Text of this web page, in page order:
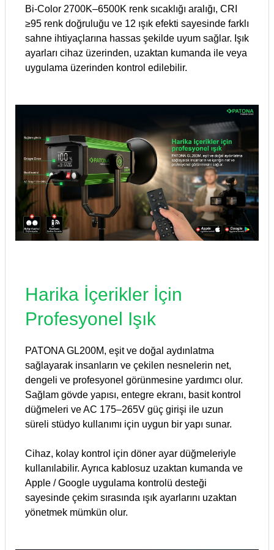
Bi-Color 2700K–6500K renk sıcaklığı aralığı, CRI
≥95 renk doğruluğu ve 12 ışık efekti sayesinde farklı
sahne ihtiyaçlarına hassas şekilde uyum sağlar. Işık
ayarları cihaz üzerinden, uzaktan kumanda ile veya
uygulama üzerinden kontrol edilebilir.
Harika İçerikler İçin
Profesyonel Işık
PATONA GL200M, eşit ve doğal aydınlatma
sağlayarak insanların ve çekilen nesnelerin net,
dengeli ve profesyonel görünmesine yardımcı olur.
Sağlam gövde yapısı, entegre ekranı, basit kontrol
düğmeleri ve AC 175–265V güç girişi ile uzun
süreli stüdyo kullanımı için uygun bir yapı sunar.
Cihaz, kolay kontrol için döner ayar düğmeleriyle
kullanılabilir. Ayrıca kablosuz uzaktan kumanda ve
Apple / Google uygulama kontrolü desteği
sayesinde çekim sırasında ışık ayarlarını uzaktan
yönetmek mümkün olur.